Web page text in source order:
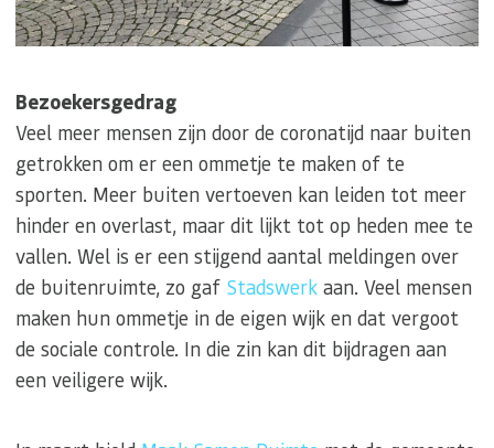
Bezoekersgedrag
Veel meer mensen zijn door de coronatijd naar buiten
getrokken om er een ommetje te maken of te
sporten. Meer buiten vertoeven kan leiden tot meer
hinder en overlast, maar dit lijkt tot op heden mee te
vallen. Wel is er een stijgend aantal meldingen over
de buitenruimte, zo gaf Stadswerk aan. Veel mensen
maken hun ommetje in de eigen wijk en dat vergoot
de sociale controle. In die zin kan dit bijdragen aan
een veiligere wijk.